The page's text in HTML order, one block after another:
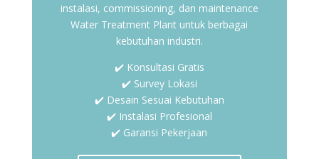
instalasi, commissioning, dan maintenance
Water Treatment Plant untuk berbagai
kebutuhan industri.
✔️ Konsultasi Gratis
✔️ Survey Lokasi
✔️ Desain Sesuai Kebutuhan
✔️ Instalasi Profesional
✔️ Garansi Pekerjaan